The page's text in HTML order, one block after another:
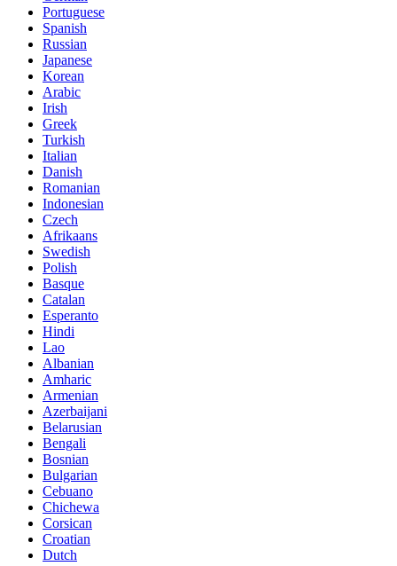
Portuguese
Spanish
Russian
Japanese
Korean
Arabic
Irish
Greek
Turkish
Italian
Danish
Romanian
Indonesian
Czech
Afrikaans
Swedish
Polish
Basque
Catalan
Esperanto
Hindi
Lao
Albanian
Amharic
Armenian
Azerbaijani
Belarusian
Bengali
Bosnian
Bulgarian
Cebuano
Chichewa
Corsican
Croatian
Dutch